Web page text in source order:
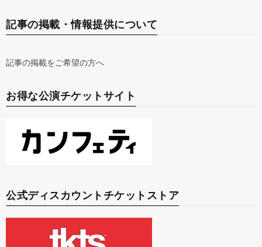
記事の掲載・情報提供について
記事の掲載をご希望の方へ
お得な公演チケットサイト
公式ディスカウントチケットストア